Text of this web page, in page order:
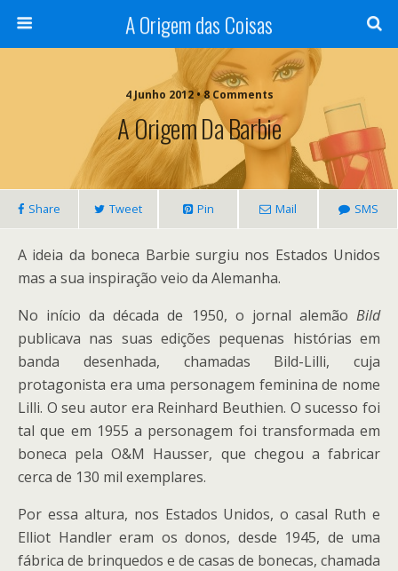
A Origem das Coisas
4 Junho 2012 • 8 Comments
A Origem Da Barbie
Share Tweet Pin Mail SMS
A ideia da boneca Barbie surgiu nos Estados Unidos
mas a sua inspiração veio da Alemanha.
No início da década de 1950, o jornal alemão Bild
publicava nas suas edições pequenas histórias em
banda desenhada, chamadas Bild-Lilli, cuja
protagonista era uma personagem feminina de nome
Lilli. O seu autor era Reinhard Beuthien. O sucesso foi
tal que em 1955 a personagem foi transformada em
boneca pela O&M Hausser, que chegou a fabricar
cerca de 130 mil exemplares.
Por essa altura, nos Estados Unidos, o casal Ruth e
Elliot Handler eram os donos, desde 1945, de uma
fábrica de brinquedos e de casas de bonecas, chamada